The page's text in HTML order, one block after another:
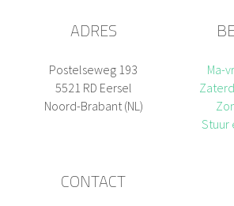
ADRES
Postelseweg 193
5521 RD Eersel
Noord-Brabant (NL)
Ma-
Stuur
CONTACT